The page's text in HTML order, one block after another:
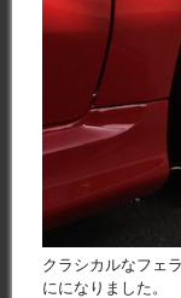
クラシカルなフェ
にになりました。